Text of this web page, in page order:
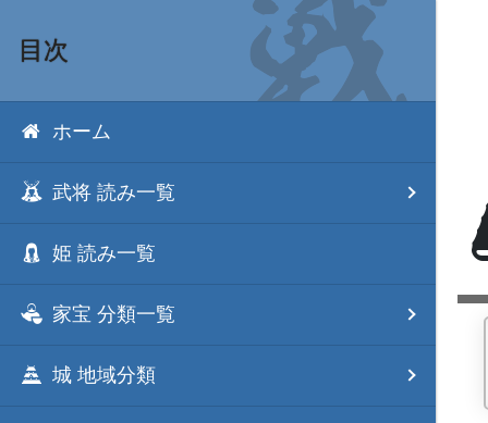
目次
ホーム
武将 読み一覧
姫 読み一覧
家宝 分類一覧
城 地域分類